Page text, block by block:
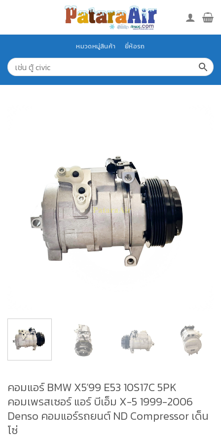
หมวดหมู่สินค้า ยี่ห้อรถ
คอมแอร์ BMW X5’99 E53 10S17C 5PK
คอมเพรสเซอร์ แอร์ บีเอ็ม X-5 1999-2006
Denso คอมแอร์รถยนต์ ND Compressor เด็น
โซ่